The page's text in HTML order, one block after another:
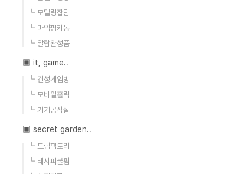
┗ 모델링잡담
┗ 마약핑키동
┗ 알랍완성품
▣ it, game..
┗ 건성게임방
┗ 모바일홀릭
┗ 기기공작실
▣ secret garden..
┗ 드림팩토리
┗ 레시피불펌